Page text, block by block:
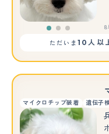
8
ただいま10人以
マイクロチップ装着 遺伝子